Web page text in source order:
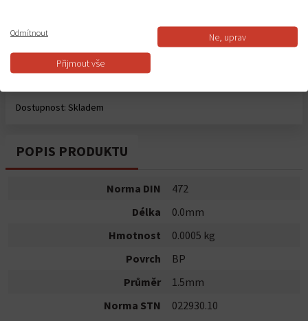
0,59 Kč
Do košíku
Dostupnost: Skladem
POPIS PRODUKTU
Norma DIN
472
Délka
0.0mm
Hmotnost
0.0005 kg
Povrch
BP
Průměr
1.5mm
Norma STN
022930.10
Odmítnout Ne, uprav
Přijmout vše